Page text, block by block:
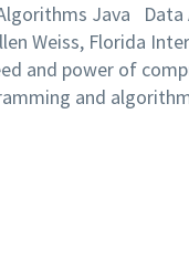
Java Data
Weiss, Florida
and power of
and
jointly to teach the